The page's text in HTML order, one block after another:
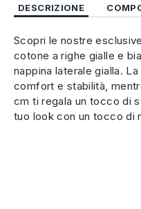
DESCRIZIONE
Scopri le nostre
cotone a righe gialle e
nappina laterale gialla.
comfort e stabilità,
cm ti regala un tocco di
tuo look con un tocco di